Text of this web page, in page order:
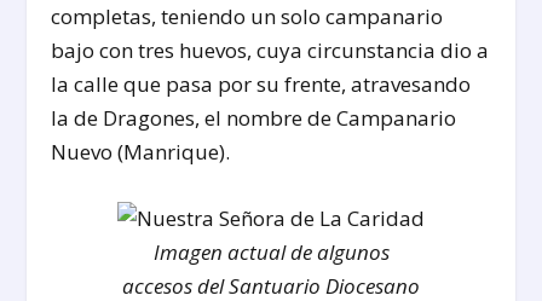
completas, teniendo un solo campanario
bajo con tres huevos, cuya circunstancia dio a
la calle que pasa por su frente, atravesando
la de Dragones, el nombre de Campanario
Nuevo (Manrique).
Imagen actual de algunos
accesos del Santuario Diocesano